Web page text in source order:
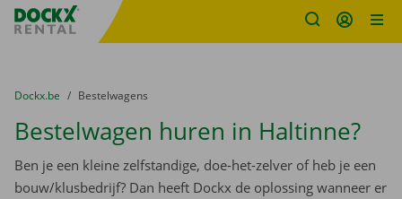
Fratello DEMO
U bevindt zich hier:
van
Dockx.be naar
Bestelwagens
Bestelwagen huren in Haltinne?
Ben je een kleine zelfstandige, doe-het-zelver of heb je een
bouw/klusbedrijf? Dan heeft Dockx de oplossing wanneer er